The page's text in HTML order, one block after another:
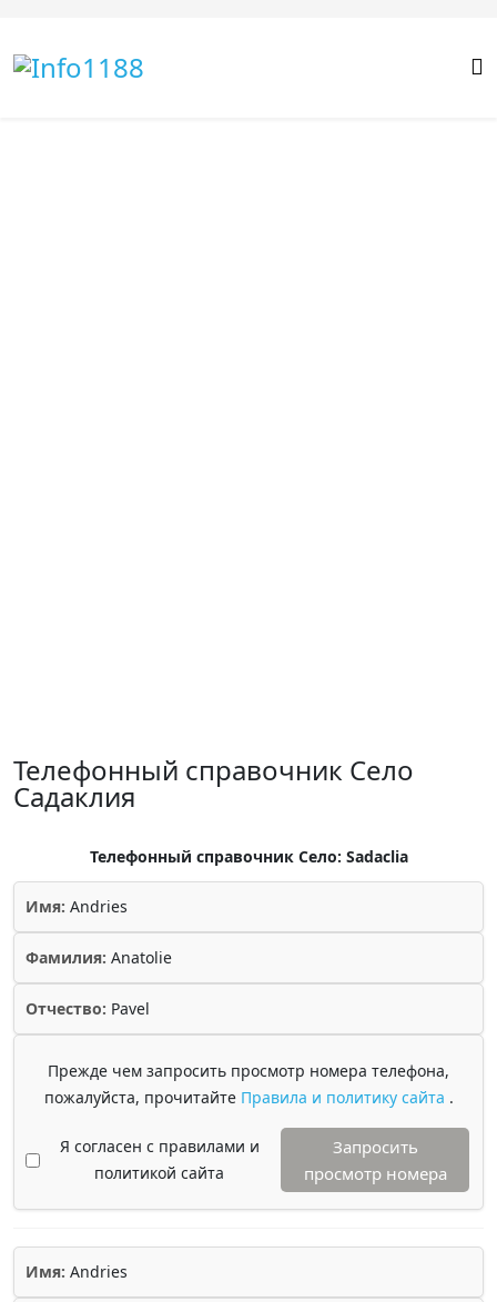
Телефонный справочник Село
Садаклия
Телефонный справочник Село: Sadaclia
Имя: Andries
Фамилия: Anatolie
Отчество: Pavel
Прежде чем запросить просмотр номера телефона,
пожалуйста, прочитайте Правила и политику сайта .
Я согласен с правилами и
политикой сайта
Запросить
просмотр номера
Имя: Andries